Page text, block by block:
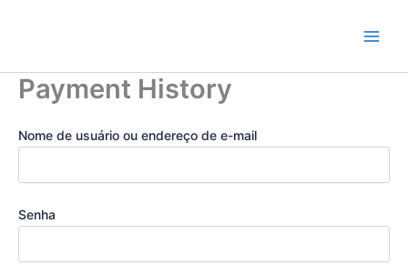
conteúdo
Payment History
Nome de usuário ou endereço de e-mail
Senha